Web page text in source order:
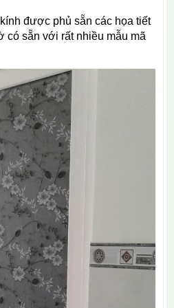
được phủ sẵn các họa tiết
có sẵn với rất nhiều mẫu mã